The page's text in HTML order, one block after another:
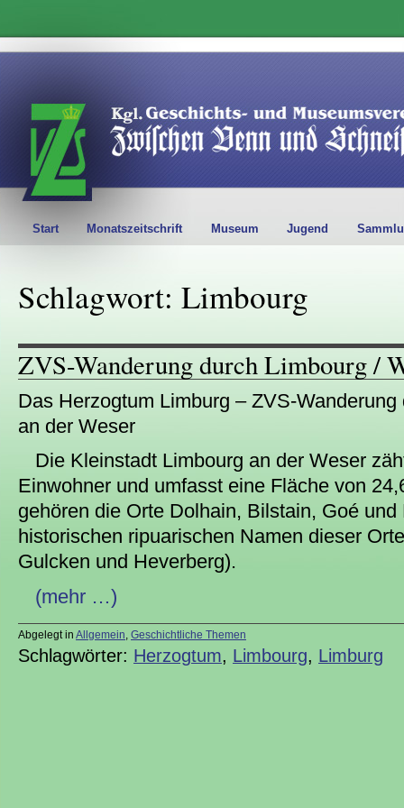
Start Monatszeitschrift Museum Jugend
Schlagwort: Limbourg
ZVS-Wanderung durch Limbourg /
Das Herzogtum Limburg – ZVS-
an der Weser
Die Kleinstadt Limbourg an der Weser
Einwohner und umfasst eine Fläche von
gehören die Orte Dolhain, Bilstain, Goé und
historischen ripuarischen Namen dieser
Gulcken und Heverberg).
(mehr …)
Abgelegt in Allgemein Geschichtliche Themen
Schlagwörter: Herzogtum, Limbourg, Limburg